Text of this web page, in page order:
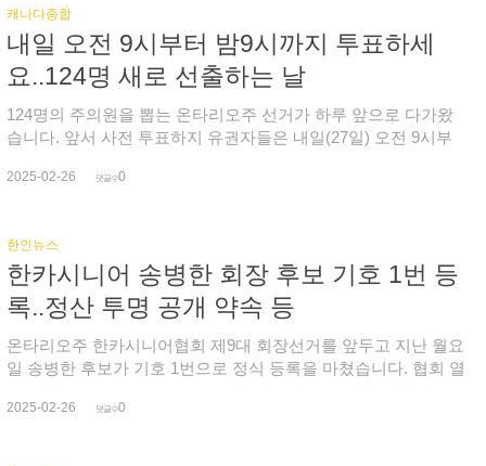
고했습니다. 이와 관련해 온주 자유당은 임대 통제를 단계적으로
도입할 것이라고 약속했고, 신민당은 날짜 기반 면제를 없애고
공실 통제를 재개하며 임대 주택에 대한 개선안도 제시하겠다고
공약했습니다.
Street 과 Finch Avenue West 근처에서 보행자 1명이 차에 치여
중상을 입고 병원에서 사투를 벌이고 있으며, 경찰이 운전자와
목격자 등을 상대로 정확한 사고 경위를 조사 중입니다.
캐나다종합
내일 오전 9시부터 밤9시까지 투표하세
요..124명 새로 선출하는 날
124명의 주의원을 뽑는 온타리오주 선거가 하루 앞으로 다가왔
습니다. 앞서 사전 투표하지 유권자들은 내일(27일) 오전 9시부
으며, 투표소에 갈 때는 유권자 정보 카드와 이름이 있는 신분증
있는 신분증을 지참하면 됩니다. 각 정당별 후보자와 투표소 등
선거에 필요한 모든 정보는 온주 선거관리위원회(Elections
Ontario) 홈페이지에서 확인할 수 있습니다. 한편, 내일 투표 마감
후 바로 개표가 진행될 예정인 가운데 지난 선거 투표율은 43%
로 최저 수준에 그쳤습니다.
2025-02-26 댓글수0
한인뉴스
한카시니어 송병한 회장 후보 기호 1번 등
록..정산 투명 공개 약속 등
온타리오주 한카시니어협회 제9대 회장선거를 앞두고 지난 월요
일 송병한 후보가 기호 1번으로 정식 등록을 마쳤습니다. 협회 열
집 같은 공간과 평생교육, 문화여가활동을 즐길 수 있는 환경을
2025-02-26 댓글수0